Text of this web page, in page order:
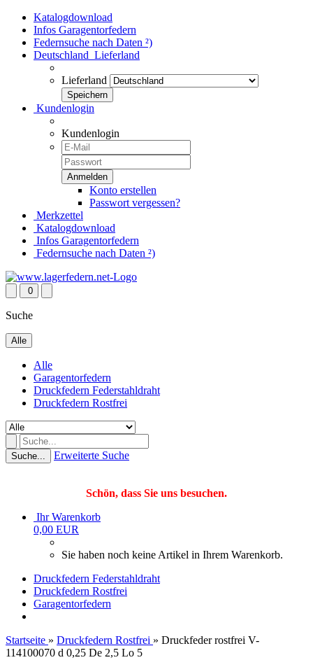
Katalogdownload
Infos Garagentorfedern
Federnsuche nach Daten ²)
Deutschland Lieferland
Lieferland
Kundenlogin
Kundenlogin
Konto erstellen
Passwort vergessen?
Merkzettel
Katalogdownload
Infos Garagentorfedern
Federnsuche nach Daten ²)
0
Suche
Alle
Alle
Garagentorfedern
Druckfedern Federstahldraht
Druckfedern Rostfrei
Suche... Erweiterte Suche
Schön, dass Sie uns besuchen.
Ihr Warenkorb
0,00 EUR
Sie haben noch keine Artikel in Ihrem Warenkorb.
Druckfedern Federstahldraht
Druckfedern Rostfrei
Garagentorfedern
Startseite » Druckfedern Rostfrei » Druckfeder rostfrei V-
114100070 d 0,25 De 2,5 Lo 5